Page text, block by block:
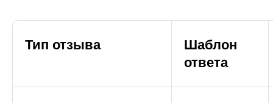
Тип отзыва
Шаблон
ответа
Актуальность данных
Контроль изменения данных